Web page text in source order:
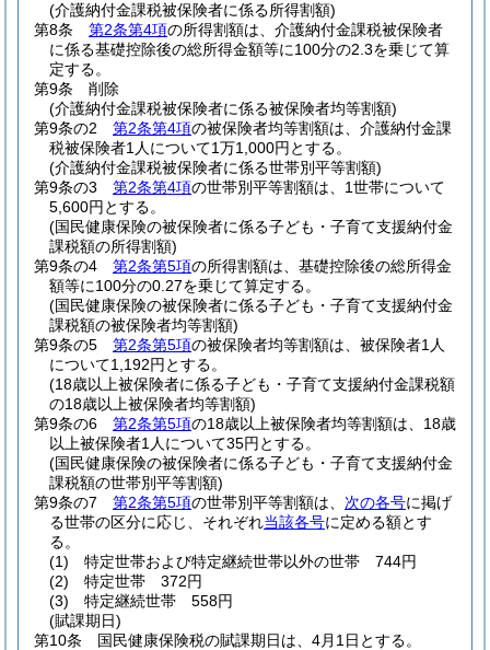
(介護納付金課税被保険者に係る所得割額)
第8条
第2条第4項の所得割額は、介護納付金課税被保険者
に係る基礎控除後の総所得金額等に100分の2.3を乗じて算
定する。
第9条
削除
(介護納付金課税被保険者に係る被保険者均等割額)
第9条の2
第2条第4項の被保険者均等割額は、介護納付金課
税被保険者1人について1万1,000円とする。
(介護納付金課税被保険者に係る世帯別平等割額)
第9条の3
第2条第4項の世帯別平等割額は、1世帯について
5,600円とする。
(国民健康保険の被保険者に係る子ども・子育て支援納付金
課税額の所得割額)
第9条の4
第2条第5項の所得割額は、基礎控除後の総所得金
額等に100分の0.27を乗じて算定する。
(国民健康保険の被保険者に係る子ども・子育て支援納付金
課税額の被保険者均等割額)
第9条の5
第2条第5項の被保険者均等割額は、被保険者1人
について1,192円とする。
(18歳以上被保険者に係る子ども・子育て支援納付金課税額
の18歳以上被保険者均等割額)
第9条の6
第2条第5項の18歳以上被保険者均等割額は、18歳
以上被保険者1人について35円とする。
(国民健康保険の被保険者に係る子ども・子育て支援納付金
課税額の世帯別平等割額)
第9条の7
第2条第5項の世帯別平等割額は、 次の各号に掲げ
る世帯の区分に応じ、それぞれ当該各号に定める額とす
る。
(1)
特定世帯および特定継続世帯以外の世帯 744円
(2)
特定世帯 372円
(3)
特定継続世帯 558円
(賦課期日)
第10条
国民健康保険税の賦課期日は、4月1日とする。